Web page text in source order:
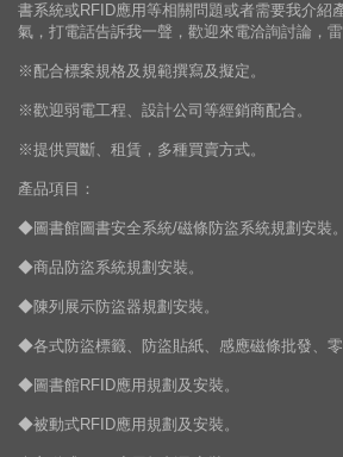
書系統或RFID應用等相關問題或者需要我介紹
氣，打電話告訴我一聲，歡迎來電洽詢討論，雷
※配合標案規格及規範撰寫及擬定。
※歡迎弱電工程、設計公司等經銷商配合。
※提供買斷、租賃，多種買賣方式。
產品項目：
◆圖書館圖書安全系統/磁條防盜系統規劃安裝。
◆商品防盜系統規劃安裝。
◆陳列展示防盜器規劃安裝。
◆各式防盜標籤、防盜貼紙、感應磁條批發、零
◆圖書館RFID應用規劃及安裝。
◆被動式RFID應用規劃及安裝。